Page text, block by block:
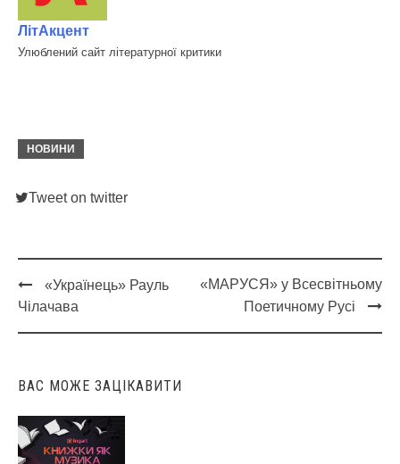
ЛітАкцент
Улюблений сайт літературної критики
НОВИНИ
Tweet on twitter
Post
navigation
«Українець» Рауль
Чілачава
«МАРУСЯ» у Всесвітньому
Поетичному Русі
ВАС МОЖЕ ЗАЦІКАВИТИ